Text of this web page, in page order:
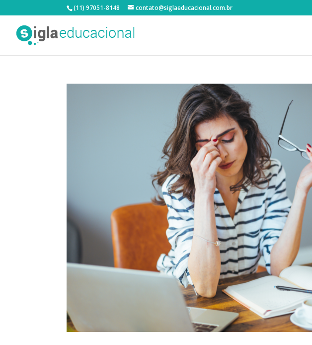
(11) 97051-8148 contato@siglaeducacional.com.br